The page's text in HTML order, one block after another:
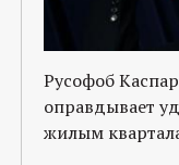
Русофоб
оправдывает
жилым